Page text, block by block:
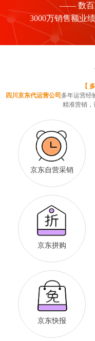
—— 数百
3000万销售额业
【
四川京东代运营公司 多年运营经
精准营销，
京东自营采销
京东拼购
京东快报